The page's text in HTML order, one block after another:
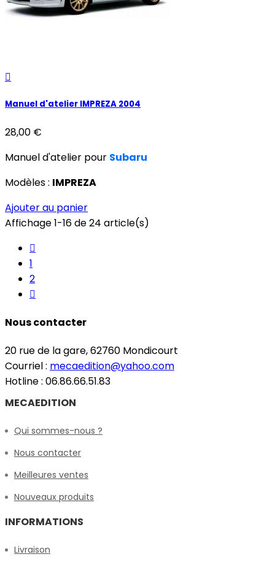

Manuel d'atelier IMPREZA 2004
28,00 €
Manuel d'atelier pour Subaru
Modèles : IMPREZA
Ajouter au panier
Affichage 1-16 de 24 article(s)

1
2

Nous contacter
20 rue de la gare, 62760 Mondicourt
Courriel : mecaedition@yahoo.com
Hotline : 06.86.66.51.83
MECAEDITION
Qui sommes-nous ?
Nous contacter
Meilleures ventes
Nouveaux produits
INFORMATIONS
Livraison